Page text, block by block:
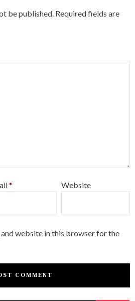
be published. Required fields are
* Website
and website in this browser for the